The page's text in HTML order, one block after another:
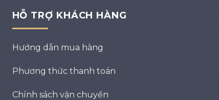
HỖ TRỢ KHÁCH HÀNG
Hướng dẫn mua hàng
Phương thức thanh toán
Chính sách vận chuyển